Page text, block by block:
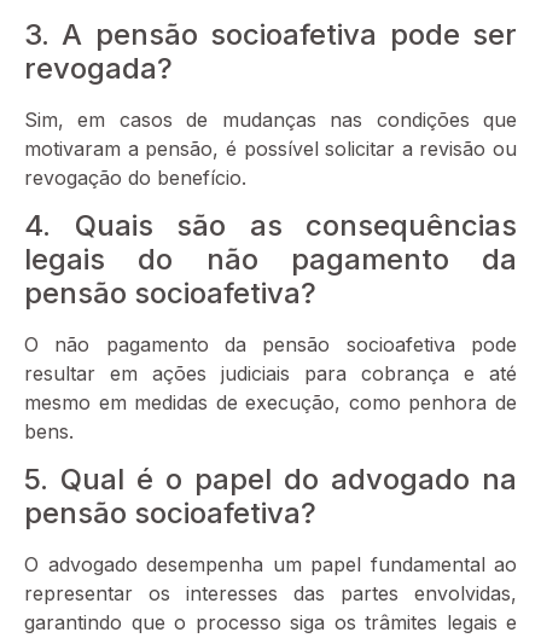
3. A pensão socioafetiva pode ser
revogada?
Sim, em casos de mudanças nas condições que
motivaram a pensão, é possível solicitar a revisão ou
revogação do benefício.
4. Quais são as consequências
legais do não pagamento da
pensão socioafetiva?
O não pagamento da pensão socioafetiva pode
resultar em ações judiciais para cobrança e até
mesmo em medidas de execução, como penhora de
bens.
5. Qual é o papel do advogado na
pensão socioafetiva?
O advogado desempenha um papel fundamental ao
representar os interesses das partes envolvidas,
garantindo que o processo siga os trâmites legais e